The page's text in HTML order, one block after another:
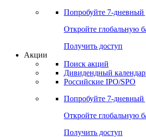
Попробуйте 7-дневный
Откройте глобальную
Получить доступ
Акции
Поиск акций
Дивидендный
Российские IPO/SPO
Попробуйте 7-дневный
Откройте глобальную
Получить доступ